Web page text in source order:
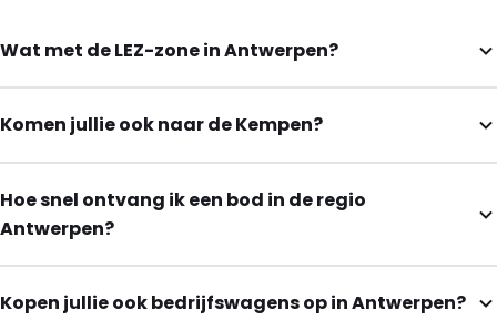
Wat met de LEZ-zone in Antwerpen?
Komen jullie ook naar de Kempen?
Hoe snel ontvang ik een bod in de regio
Antwerpen?
Kopen jullie ook bedrijfswagens op in Antwerpen?